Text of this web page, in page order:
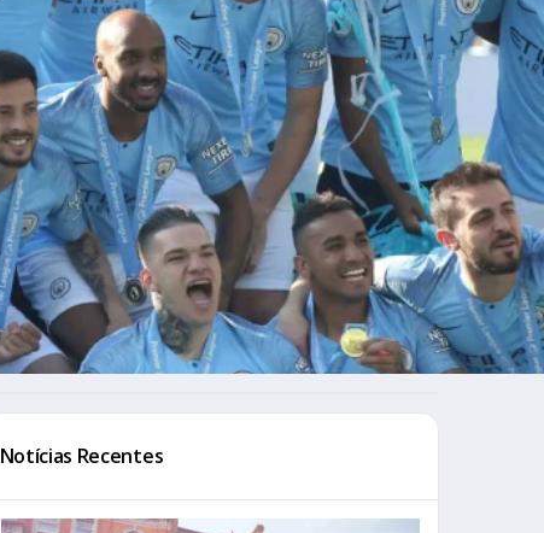
Notícias Recentes